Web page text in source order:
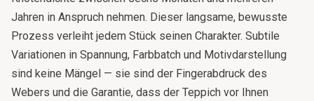
Jahren in Anspruch nehmen. Dieser langsame, bewusste
Prozess verleiht jedem Stück seinen Charakter. Subtile
Variationen in Spannung, Farbbatch und Motivdarstellung
sind keine Mängel — sie sind der Fingerabdruck des
Webers und die Garantie, dass der Teppich vor Ihnen